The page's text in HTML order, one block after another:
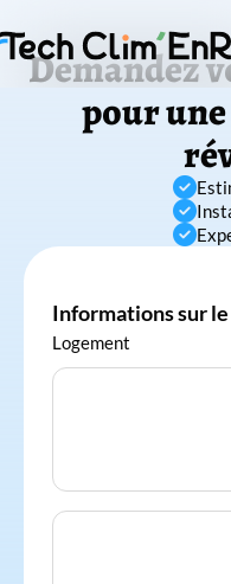
Demandez
pour



Informations sur
Logement